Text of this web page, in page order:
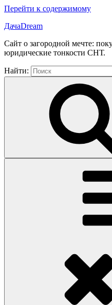
Перейти к содержимому
ДачаDream
Сайт о загородной мечте:
юридические тонкости СНТ.
Найти: